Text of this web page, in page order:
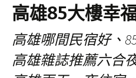
高雄85大樓幸
高雄哪間民宿好、
高雄雜誌推薦六合